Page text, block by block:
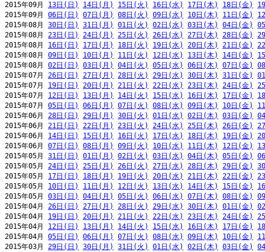
2015年09月 13日(日) 14日(月) 15日(火) 16日(水) 17日(木) 18日(金)
2015年09月 06日(日) 07日(月) 08日(火) 09日(水) 10日(木) 11日(金)
2015年08月 30日(日) 31日(月) 01日(火) 02日(水) 03日(木) 04日(金)
2015年08月 23日(日) 24日(月) 25日(火) 26日(水) 27日(木) 28日(金)
2015年08月 16日(日) 17日(月) 18日(火) 19日(水) 20日(木) 21日(金)
2015年08月 09日(日) 10日(月) 11日(火) 12日(水) 13日(木) 14日(金)
2015年08月 02日(日) 03日(月) 04日(火) 05日(水) 06日(木) 07日(金)
2015年07月 26日(日) 27日(月) 28日(火) 29日(水) 30日(木) 31日(金)
2015年07月 19日(日) 20日(月) 21日(火) 22日(水) 23日(木) 24日(金)
2015年07月 12日(日) 13日(月) 14日(火) 15日(水) 16日(木) 17日(金)
2015年07月 05日(日) 06日(月) 07日(火) 08日(水) 09日(木) 10日(金)
2015年06月 28日(日) 29日(月) 30日(火) 01日(水) 02日(木) 03日(金)
2015年06月 21日(日) 22日(月) 23日(火) 24日(水) 25日(木) 26日(金)
2015年06月 14日(日) 15日(月) 16日(火) 17日(水) 18日(木) 19日(金)
2015年06月 07日(日) 08日(月) 09日(火) 10日(水) 11日(木) 12日(金)
2015年05月 31日(日) 01日(月) 02日(火) 03日(水) 04日(木) 05日(金)
2015年05月 24日(日) 25日(月) 26日(火) 27日(水) 28日(木) 29日(金)
2015年05月 17日(日) 18日(月) 19日(火) 20日(水) 21日(木) 22日(金)
2015年05月 10日(日) 11日(月) 12日(火) 13日(水) 14日(木) 15日(金)
2015年05月 03日(日) 04日(月) 05日(火) 06日(水) 07日(木) 08日(金)
2015年04月 26日(日) 27日(月) 28日(火) 29日(水) 30日(木) 01日(金)
2015年04月 19日(日) 20日(月) 21日(火) 22日(水) 23日(木) 24日(金)
2015年04月 12日(日) 13日(月) 14日(火) 15日(水) 16日(木) 17日(金)
2015年04月 05日(日) 06日(月) 07日(火) 08日(水) 09日(木) 10日(金)
2015年03月 29日(日) 30日(月) 31日(火) 01日(水) 02日(木) 03日(金)